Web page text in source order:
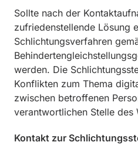
Sollte nach der
zufriedenstellende Lösung
Schlichtungsverfahren
werden. Die
Konflikten zum Thema
zwischen betroffenen
verantwortlichen Stelle des
Kontakt zur